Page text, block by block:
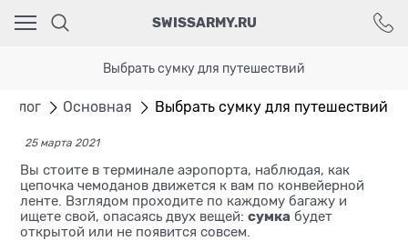
SWISSARMY.RU
Выбрать сумку для путешествий
Блог Основная Выбрать сумку для путешествий
25 марта 2021
Вы стоите в терминале аэропорта, наблюдая, как
цепочка чемоданов движется к вам по конвейерной
ленте. Взглядом проходите по каждому багажу и
ищете свой, опасаясь двух вещей: сумка будет
открытой или не появится совсем.
Ваш город - Москва,
угадали?